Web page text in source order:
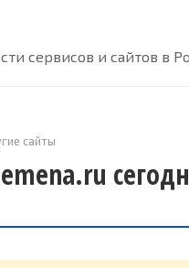
сервисов и сайтов в
сайты